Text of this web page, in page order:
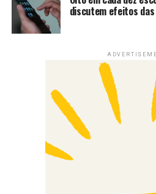
discutem efeitos